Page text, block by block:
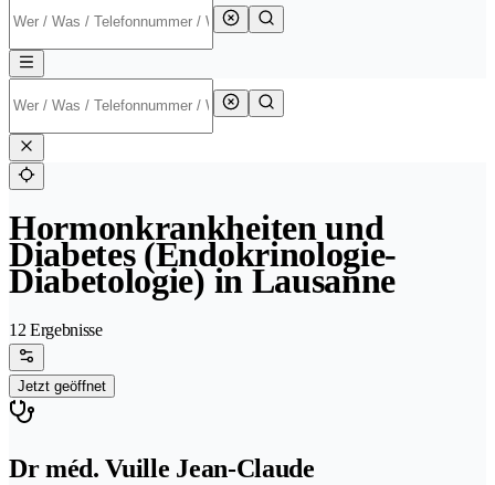
Hormonkrankheiten und
Diabetes (Endokrinologie-
Diabetologie) in Lausanne
12 Ergebnisse
Jetzt geöffnet
Dr méd. Vuille Jean-Claude